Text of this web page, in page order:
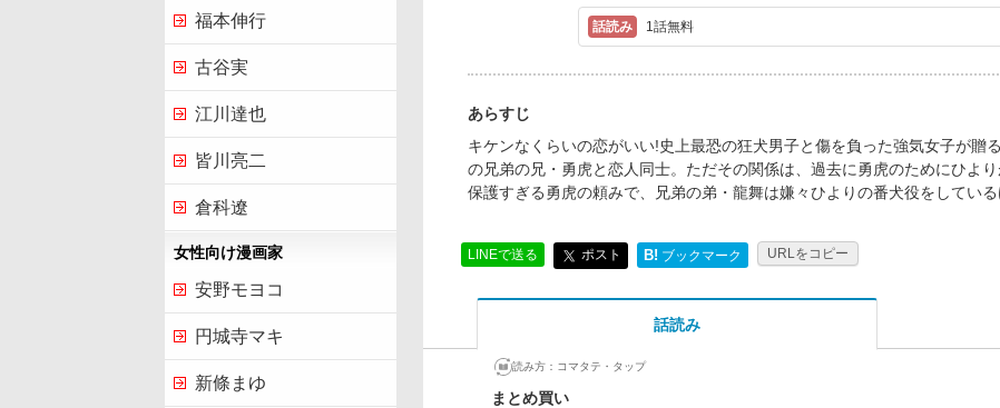
1話無料
あらすじ
キケンなくらいの恋がいい!史上最恐の狂犬男子と傷を負った強気女子が贈
の兄弟の兄・勇虎と恋人同士。ただその関係は、過去に勇虎のためにひよ
保護すぎる勇虎の頼みで、兄弟の弟・龍舞は嫌々ひよりの番犬役をしてい
LINEで送る ポスト B! ブックマーク URLをコピー
話読み
読み方： コマタテ・タップ
まとめ買い
福本伸行
古谷実
江川達也
皆川亮二
倉科遼
女性向け漫画家
安野モヨコ
円城寺マキ
新條まゆ